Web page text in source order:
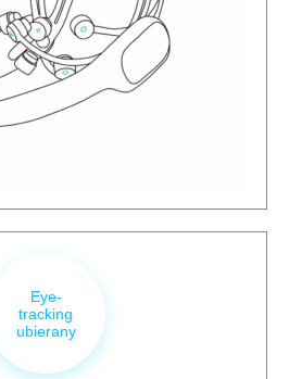
Eye-
tracking
ubierany